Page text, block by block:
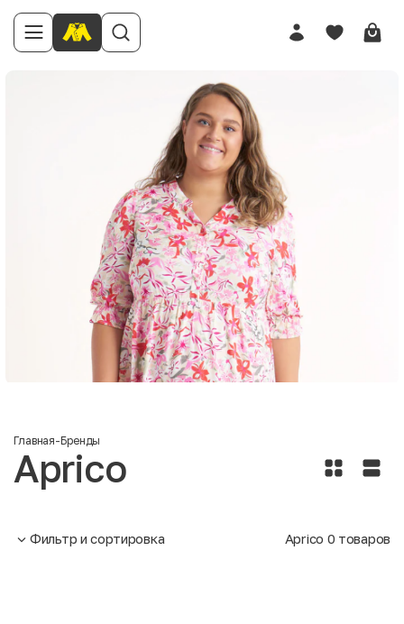
Главная-Бренды
Aprico
Фильтр и сортировка Aprico 0 товаров